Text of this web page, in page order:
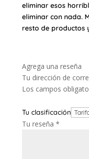
eliminar esos
eliminar con nada.
resto de productos
Agrega una reseña
Tu dirección de
Los campos
Tu clasificación
Tu reseña *